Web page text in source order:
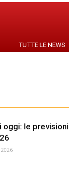
TUTTE LE NEWS
oggi: le previsioni